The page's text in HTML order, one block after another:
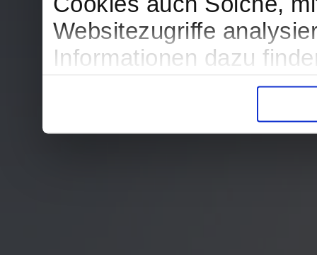
Websitezugriffe
Informationen dazu
in der
finden die Erklärung in